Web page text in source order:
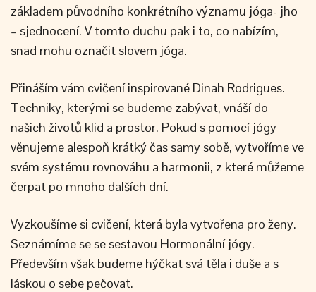
základem původního konkrétního významu jóga- jho
– sjednocení. V tomto duchu pak i to, co nabízím,
snad mohu označit slovem jóga.
Přináším vám cvičení inspirované Dinah Rodrigues.
Techniky, kterými se budeme zabývat, vnáší do
našich životů klid a prostor. Pokud s pomocí jógy
věnujeme alespoň krátký čas samy sobě, vytvoříme ve
svém systému rovnováhu a harmonii, z které můžeme
čerpat po mnoho dalších dní.
Vyzkoušíme si cvičení, která byla vytvořena pro ženy.
Seznámíme se se sestavou Hormonální jógy.
Především však budeme hýčkat svá těla i duše a s
láskou o sebe pečovat.